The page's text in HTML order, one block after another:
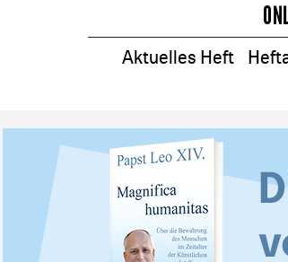
Aktuelles Heft